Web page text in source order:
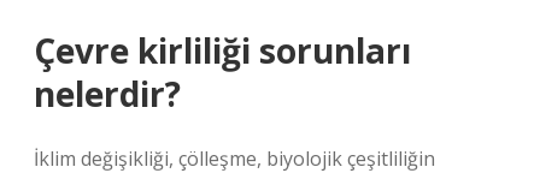
Çevre kirliliği sorunları
nelerdir?
İklim değişikliği, çölleşme, biyolojik çeşitliliğin